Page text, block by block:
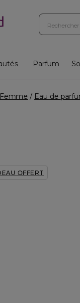
Parfum
Eau de
OFFERT